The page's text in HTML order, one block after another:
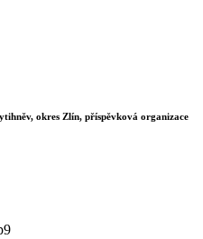
okres Zlín, příspěvková organizace